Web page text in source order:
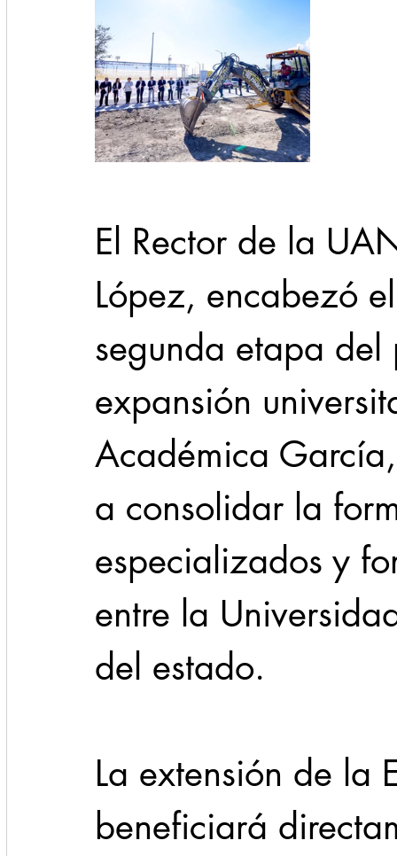
El Rector de la
López, encabezó
segunda etapa
expansión
Académica
a consolidar la
especializados y
entre la
del estado.
La extensión de
beneficiará